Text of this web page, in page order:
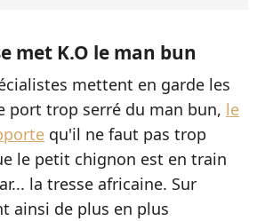
met K.O le man bun
mettent en garde les
port trop serré du man bun, le
qu'il ne faut pas trop
le petit chignon est en train
la tresse africaine. Sur
ainsi de plus en plus